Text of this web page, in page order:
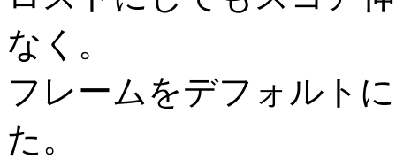
なく。
フレームをデフォルト
た。